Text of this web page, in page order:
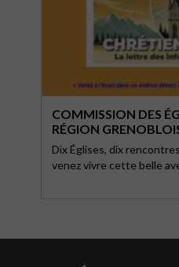
COMMISSION DES
RÉGION
DÉCOUVERTE DES
Dix Églises, dix
venez vivre cette belle